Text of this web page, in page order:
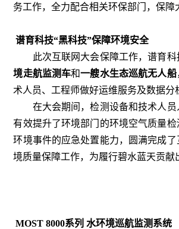
务工作，全力配合相关环保部门，保障
谱育科技“黑科技”保障环境安全
此次互联网大会保障工作，谱育科
境走航监测车和一艘水生态巡航无人船
术人员、工程师做好运维服务及数据分
在大会期间，检测设备和技术人员
有效提升了环境部门的环境空气质量
环境事件的应急处置能力，圆满完成
境质量保障工作，为履行碧水蓝天贡献
MOST 8000系列 水环境巡航监测系统